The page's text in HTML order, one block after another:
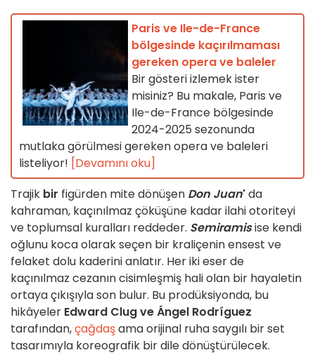
Paris ve Ile-de-France
bölgesinde kaçırılmaması
gereken opera ve baleler
Bir gösteri izlemek ister
misiniz? Bu makale, Paris ve
Ile-de-France bölgesinde
2024-2025 sezonunda
mutlaka görülmesi gereken opera ve baleleri
listeliyor! [Devamını oku]
Trajik bir figürden mite dönüşen Don Juan'da
kahraman, kaçınılmaz çöküşüne kadar ilahi otoriteyi
ve toplumsal kuralları reddeder. Semiramisise kendi
oğlunu koca olarak seçen bir kraliçenin ensest ve
felaket dolu kaderini anlatır. Her iki eser de
kaçınılmaz cezanın cisimleşmiş hali olan bir hayaletin
ortaya çıkışıyla son bulur. Bu prodüksiyonda, bu
hikâyeler Edward Clug ve Ángel Rodríguez
tarafından,çağdaşama orijinal ruha saygılı bir set
tasarımıyla koreografik bir dile dönüştürülecek.